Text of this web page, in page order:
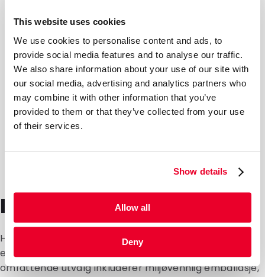
This website uses cookies
We use cookies to personalise content and ads, to
provide social media features and to analyse our traffic.
We also share information about your use of our site with
our social media, advertising and analytics partners who
may combine it with other information that you’ve
provided to them or that they’ve collected from your use
of their services.
Show details
Allow all
Deny
Din emballasjepartner
Hos
finner du den riktige løsningen for
emballering og forsendelse av produktene dine. Vårt
omfattende utvalg inkluderer miljøvennlig emballasje,